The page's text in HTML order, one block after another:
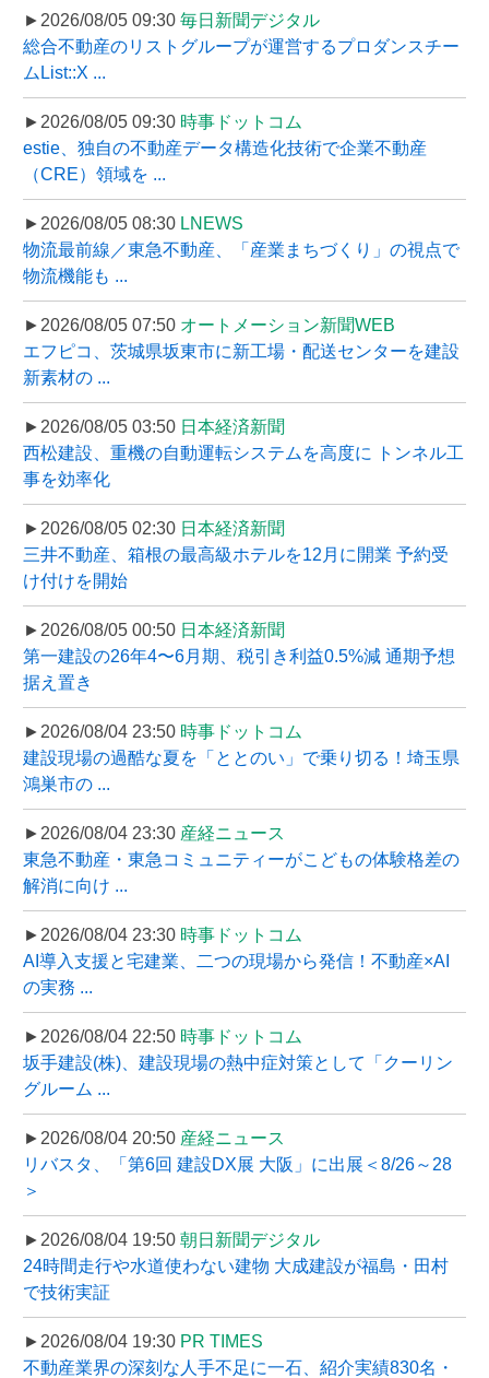
►2026/08/05 09:30 毎日新聞デジタル
総合不動産のリストグループが運営するプロダンスチー
ムList::X ...
►2026/08/05 09:30 時事ドットコム
estie、独自の不動産データ構造化技術で企業不動産
（CRE）領域を ...
►2026/08/05 08:30 LNEWS
物流最前線／東急不動産、「産業まちづくり」の視点で
物流機能も ...
►2026/08/05 07:50 オートメーション新聞WEB
エフピコ、茨城県坂東市に新工場・配送センターを建設
新素材の ...
►2026/08/05 03:50 日本経済新聞
西松建設、重機の自動運転システムを高度に トンネル工
事を効率化
►2026/08/05 02:30 日本経済新聞
三井不動産、箱根の最高級ホテルを12月に開業 予約受
け付けを開始
►2026/08/05 00:50 日本経済新聞
第一建設の26年4〜6月期、税引き利益0.5%減 通期予想
据え置き
►2026/08/04 23:50 時事ドットコム
建設現場の過酷な夏を「ととのい」で乗り切る！埼玉県
鴻巣市の ...
►2026/08/04 23:30 産経ニュース
東急不動産・東急コミュニティーがこどもの体験格差の
解消に向け ...
►2026/08/04 23:30 時事ドットコム
AI導入支援と宅建業、二つの現場から発信！不動産×AI
の実務 ...
►2026/08/04 22:50 時事ドットコム
坂手建設(株)、建設現場の熱中症対策として「クーリン
グルーム ...
►2026/08/04 20:50 産経ニュース
リバスタ、「第6回 建設DX展 大阪」に出展＜8/26～28
＞
►2026/08/04 19:50 朝日新聞デジタル
24時間走行や水道使わない建物 大成建設が福島・田村
で技術実証
►2026/08/04 19:30 PR TIMES
不動産業界の深刻な人手不足に一石、紹介実績830名・